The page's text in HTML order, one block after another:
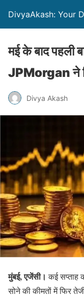
DivyaAkash: Your
मई के बाद पहली
JPMorgan ने
Divya Akash
मुंबई, एजेंसी।कई सप्ताह
सोने की कीमतों में फिर